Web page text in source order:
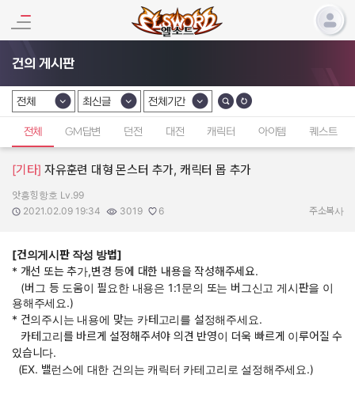
건의 게시판
카테고리 선택
전체
카테고리 선택
최신글
카테고리 선택
전체기간
전체 GM답변 던전 대전 캐릭터 아이템 퀘스트
[기타] 자유훈련 대형 몬스터 추가, 캐릭터 몹 추가
작성자:
앗흥힝항호 Lv.99
작성일:
2021.02.09 19:34
조회수:
3019
추천수:
6 주소복사
[건의게시판 작성 방법]
* 개선 또는 추가,변경 등에 대한 내용을 작성해주세요.
(버그 등 도움이 필요한 내용은 1:1문의 또는 버그신고 게시판을 이
용해주세요.)
* 건의주시는 내용에 맞는 카테고리를 설정해주세요.
카테고리를 바르게 설정해주셔야 의견 반영이 더욱 빠르게 이루어질 수
있습니다.
(EX. 밸런스에 대한 건의는 캐릭터 카테고리로 설정해주세요.)